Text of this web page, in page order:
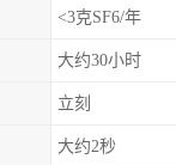
<3克SF6/年
大约30小时
立刻
大约2秒